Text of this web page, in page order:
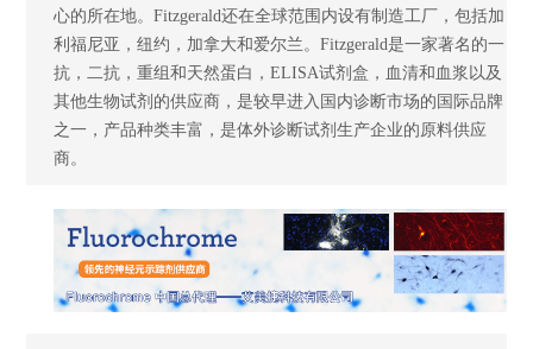
心的所在地。Fitzgerald还在全球范围内设有制造工厂，包括加
利福尼亚，纽约，加拿大和爱尔兰。Fitzgerald是一家著名的一
抗，二抗，重组和天然蛋白，ELISA试剂盒，血清和血浆以及
其他生物试剂的供应商，是较早进入国内诊断市场的国际品牌
之一，产品种类丰富，是体外诊断试剂生产企业的原料供应
商。